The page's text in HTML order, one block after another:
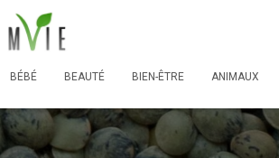
BÉBÉ BEAUTÉ BIEN-ÊTRE ANIMAUX